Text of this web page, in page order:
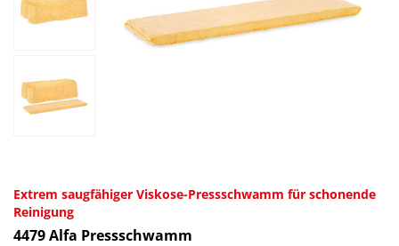
Extrem saugfähiger Viskose-Pressschwamm für schonende
Reinigung
4479Alfa Pressschwamm